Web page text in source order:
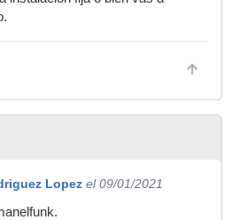
Lopez el 09/01/2021